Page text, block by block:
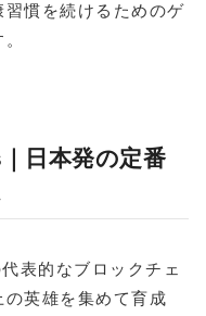
慣を続けるためのゲ
日本発の定番
表的なブロックチェ
英雄を集めて育成